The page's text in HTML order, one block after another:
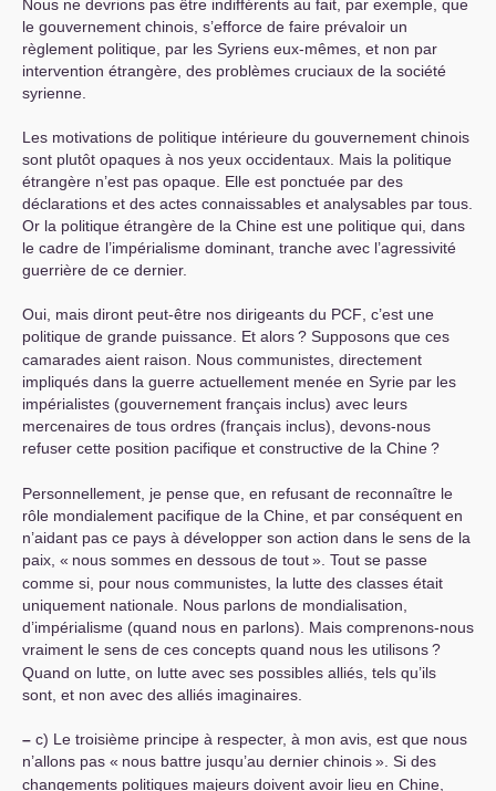
Nous ne devrions pas être indifférents au fait, par exemple, que
le gouvernement chinois, s’efforce de faire prévaloir un
règlement politique, par les Syriens eux-mêmes, et non par
intervention étrangère, des problèmes cruciaux de la société
syrienne.
Les motivations de politique intérieure du gouvernement chinois
sont plutôt opaques à nos yeux occidentaux. Mais la politique
étrangère n’est pas opaque. Elle est ponctuée par des
déclarations et des actes connaissables et analysables par tous.
Or la politique étrangère de la Chine est une politique qui, dans
le cadre de l’impérialisme dominant, tranche avec l’agressivité
guerrière de ce dernier.
Oui, mais diront peut-être nos dirigeants du PCF , c’est une
politique de grande puissance. Et alors? Supposons que ces
camarades aient raison. Nous communistes, directement
impliqués dans la guerre actuellement menée en Syrie par les
impérialistes (gouvernement français inclus) avec leurs
mercenaires de tous ordres (français inclus), devons-nous
refuser cette position pacifique et constructive de la Chine?
Personnellement, je pense que, en refusant de reconnaître le
rôle mondialement pacifique de la Chine, et par conséquent en
n’aidant pas ce pays à développer son action dans le sens de la
paix, « nous sommes en dessous de tout». Tout se passe
comme si, pour nous communistes, la lutte des classes était
uniquement nationale. Nous parlons de mondialisation,
d’impérialisme (quand nous en parlons). Mais comprenons-nous
vraiment le sens de ces concepts quand nous les utilisons?
Quand on lutte, on lutte avec ses possibles alliés, tels qu’ils
sont, et non avec des alliés imaginaires.
– c) Le troisième principe à respecter, à mon avis, est que nous
n’allons pas « nous battre jusqu’au dernier chinois». Si des
changements politiques majeurs doivent avoir lieu en Chine,